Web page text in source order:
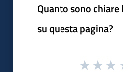
Quanto sono
su questa pagina?